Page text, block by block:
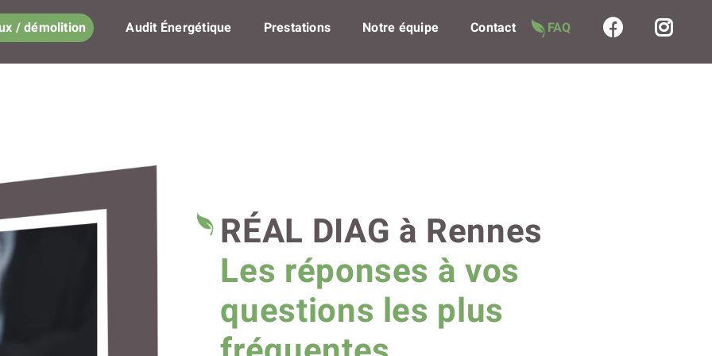
/ démolition Audit Énergétique Prestations Notre équipe Contact FAQ
RÉAL DIAG à Rennes
Les réponses à vos
questions les plus